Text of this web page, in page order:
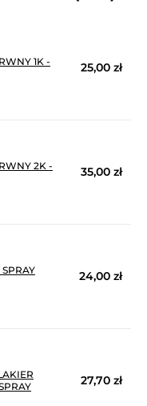
1K -
25,00 zł
2K -
35,00 zł
24,00 zł
27,70 zł